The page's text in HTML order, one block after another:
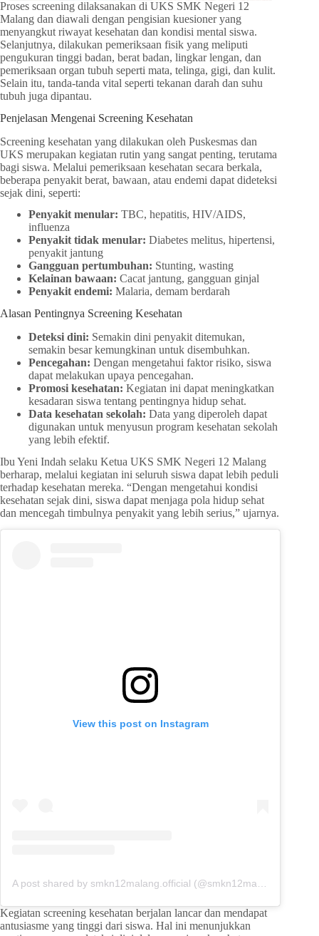
Proses screening dilaksanakan di UKS SMK Negeri 12
Malang dan diawali dengan pengisian kuesioner yang
menyangkut riwayat kesehatan dan kondisi mental siswa.
Selanjutnya, dilakukan pemeriksaan fisik yang meliputi
pengukuran tinggi badan, berat badan, lingkar lengan, dan
pemeriksaan organ tubuh seperti mata, telinga, gigi, dan kulit.
Selain itu, tanda-tanda vital seperti tekanan darah dan suhu
tubuh juga dipantau.
Penjelasan Mengenai Screening Kesehatan
Screening kesehatan yang dilakukan oleh Puskesmas dan
UKS merupakan kegiatan rutin yang sangat penting, terutama
bagi siswa. Melalui pemeriksaan kesehatan secara berkala,
beberapa penyakit berat, bawaan, atau endemi dapat dideteksi
sejak dini, seperti:
Penyakit menular: TBC, hepatitis, HIV/AIDS,
influenza
Penyakit tidak menular: Diabetes melitus, hipertensi,
penyakit jantung
Gangguan pertumbuhan: Stunting, wasting
Kelainan bawaan: Cacat jantung, gangguan ginjal
Penyakit endemi: Malaria, demam berdarah
Alasan Pentingnya Screening Kesehatan
Deteksi dini: Semakin dini penyakit ditemukan,
semakin besar kemungkinan untuk disembuhkan.
Pencegahan: Dengan mengetahui faktor risiko, siswa
dapat melakukan upaya pencegahan.
Promosi kesehatan: Kegiatan ini dapat meningkatkan
kesadaran siswa tentang pentingnya hidup sehat.
Data kesehatan sekolah: Data yang diperoleh dapat
digunakan untuk menyusun program kesehatan sekolah
yang lebih efektif.
Ibu Yeni Indah selaku Ketua UKS SMK Negeri 12 Malang
berharap, melalui kegiatan ini seluruh siswa dapat lebih peduli
terhadap kesehatan mereka. “Dengan mengetahui kondisi
kesehatan sejak dini, siswa dapat menjaga pola hidup sehat
dan mencegah timbulnya penyakit yang lebih serius,” ujarnya.
View this post on Instagram
Kegiatan screening kesehatan berjalan lancar dan mendapat
antusiasme yang tinggi dari siswa. Hal ini menunjukkan